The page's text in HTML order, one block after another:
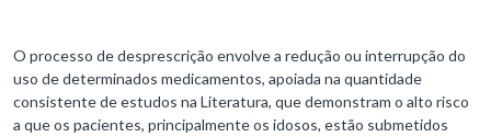
O processo de desprescrição envolve a redução ou interrupção do
uso de determinados medicamentos, apoiada na quantidade
consistente de estudos na Literatura, que demonstram o alto risco
a que os pacientes, principalmente os idosos, estão submetidos